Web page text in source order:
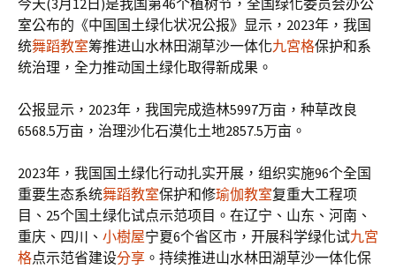
今天(3月12日)是我国第46个植树节，全国绿化委员会办公
室公布的《中国国土绿化状况公报》显示，2023年，我国
统舞蹈教室筹推进山水林田湖草沙一体化九宮格保护和系
统治理，全力推动国土绿化取得新成果。
公报显示，2023年，我国完成造林5997万亩，种草改良
6568.5万亩，治理沙化石漠化土地2857.5万亩。
2023年，我国国土绿化行动扎实开展，组织实施96个全国
重要生态系统舞蹈教室保护和修瑜伽教室复重大工程项
目、25个国土绿化试点示范项目。在辽宁、山东、河南、
重庆、四川、 小樹屋宁夏6个省区市，开展科学绿化试九宮
格点示范省建设分享 。持续推进山水林田湖草沙一体化保